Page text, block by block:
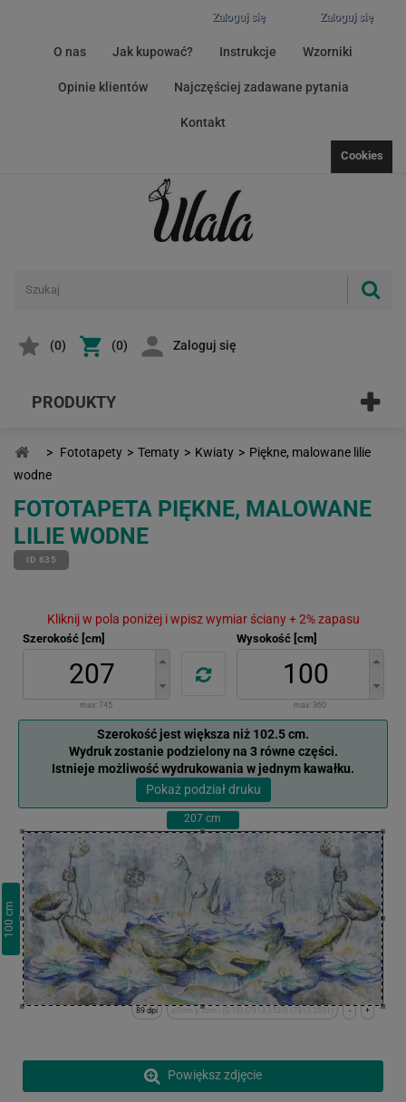
Zaloguj się
Zaloguj się
O nas Jak kupować? Instrukcje Wzorniki
Opinie klientów Najczęściej zadawane pytania
Kontakt
Cookies
(0) (0) Zaloguj się
PRODUKTY
> Fototapety > Tematy > Kwiaty > Piękne, malowane lilie
wodne
FOTOTAPETA PIĘKNE, MALOWANE
LILIE WODNE
ID 635
Kliknij w pola poniżej i wpisz wymiar ściany + 2% zapasu
Szerokość [cm]
max: 745
Wysokość [cm]
max: 360
Szerokość jest większa niż 102.5 cm.
Wydruk zostanie podzielony na 3 równe części.
Istnieje możliwość wydrukowania w jednym kawałku.
Pokaż podział druku
207 cm
100
cm
+
-
x:0cm y:1cm | (0,18) (7313,3533) (7313,3551)
89 dpi
Powiększ zdjęcie